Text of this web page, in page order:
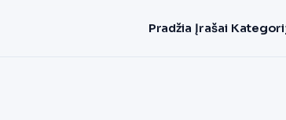
Pradžia Įrašai